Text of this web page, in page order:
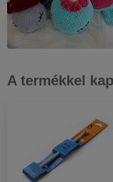
A termékkel